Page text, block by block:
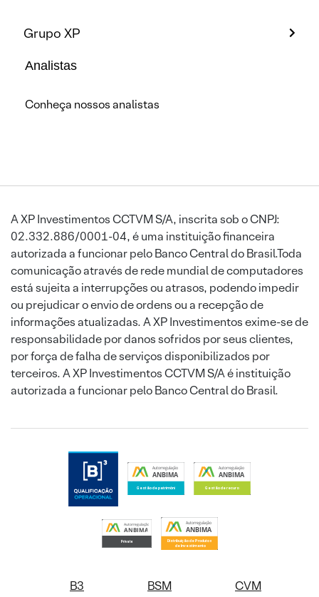
Grupo XP
Analistas
Conheça nossos analistas
A XP Investimentos CCTVM S/A, inscrita sob o CNPJ:
02.332.886/0001-04, é uma instituição financeira
autorizada a funcionar pelo Banco Central do Brasil.Toda
comunicação através de rede mundial de computadores
está sujeita a interrupções ou atrasos, podendo impedir
ou prejudicar o envio de ordens ou a recepção de
informações atualizadas. A XP Investimentos exime-se de
responsabilidade por danos sofridos por seus clientes,
por força de falha de serviços disponibilizados por
terceiros. A XP Investimentos CCTVM S/A é instituição
autorizada a funcionar pelo Banco Central do Brasil.
B3 BSM CVM